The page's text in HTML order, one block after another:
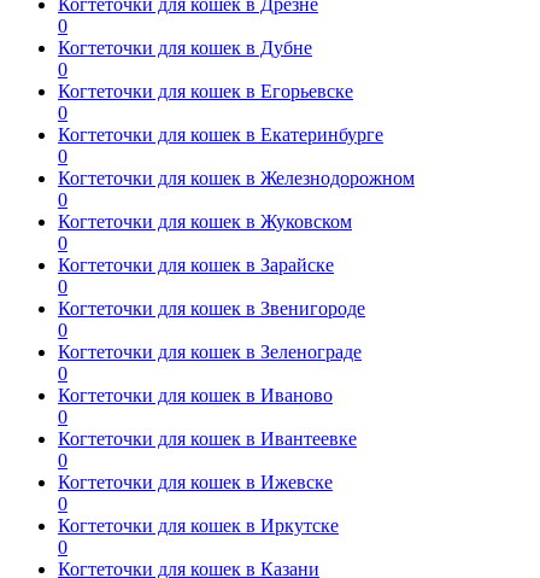
Когтеточки для кошек в Дрезне
0
Когтеточки для кошек в Дубне
0
Когтеточки для кошек в Егорьевске
0
Когтеточки для кошек в Екатеринбурге
0
Когтеточки для кошек в Железнодорожном
0
Когтеточки для кошек в Жуковском
0
Когтеточки для кошек в Зарайске
0
Когтеточки для кошек в Звенигороде
0
Когтеточки для кошек в Зеленограде
0
Когтеточки для кошек в Иваново
0
Когтеточки для кошек в Ивантеевке
0
Когтеточки для кошек в Ижевске
0
Когтеточки для кошек в Иркутске
0
Когтеточки для кошек в Казани